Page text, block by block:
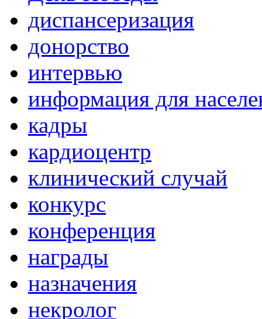
диспансеризация
донорство
интервью
информация для
кадры
кардиоцентр
клинический случай
конкурс
конференция
награды
назначения
некролог